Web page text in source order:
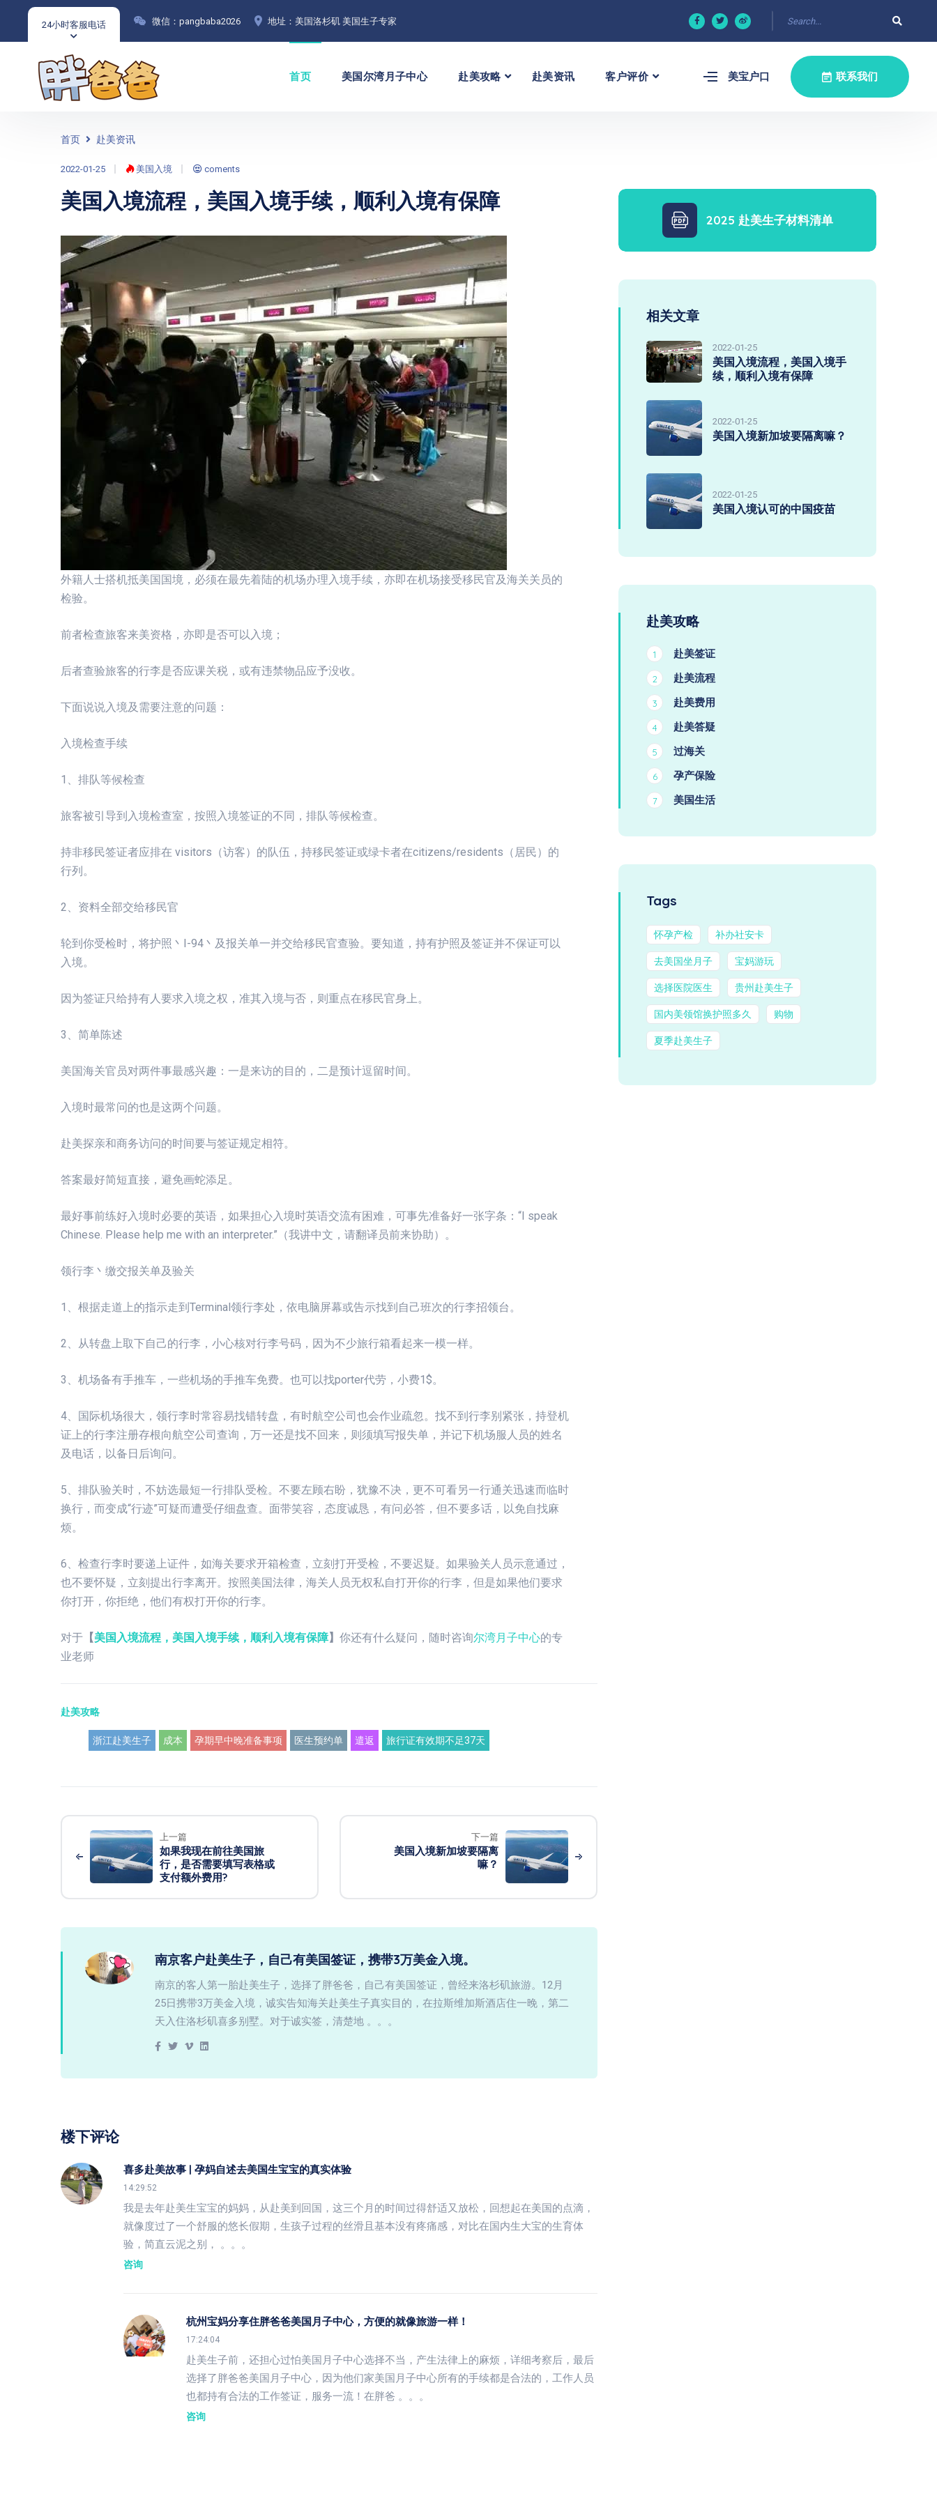
24小时客服电话 微信：pangbaba2026 地址：美国洛杉矶 美国生子专家
首页 美国尔湾月子中心 赴美攻略 赴美资讯 客户评价 美宝户口 联系我们
首页 赴美资讯
2022-01-25 美国入境 coments
美国入境流程，美国入境手续，顺利入境有保障
外籍人士搭机抵美国国境，必须在最先着陆的机场办理入境手续，亦即在机场接受移民官及海关关员的
检验。
前者检查旅客来美资格，亦即是否可以入境；
后者查验旅客的行李是否应课关税，或有违禁物品应予没收。
下面说说入境及需要注意的问题：
入境检查手续
1、排队等候检查
旅客被引导到入境检查室，按照入境签证的不同，排队等候检查。
持非移民签证者应排在 visitors（访客）的队伍，持移民签证或绿卡者在citizens/residents（居民）的
行列。
2、资料全部交给移民官
轮到你受检时，将护照丶I-94丶及报关单一并交给移民官查验。要知道，持有护照及签证并不保证可以
入境。
因为签证只给持有人要求入境之权，准其入境与否，则重点在移民官身上。
3、简单陈述
美国海关官员对两件事最感兴趣：一是来访的目的，二是预计逗留时间。
入境时最常问的也是这两个问题。
赴美探亲和商务访问的时间要与签证规定相符。
答案最好简短直接，避免画蛇添足。
最好事前练好入境时必要的英语，如果担心入境时英语交流有困难，可事先准备好一张字条：“I speak
Chinese. Please help me with an interpreter.”（我讲中文，请翻译员前来协助）。
领行李丶缴交报关单及验关
1、根据走道上的指示走到Terminal领行李处，依电脑屏幕或告示找到自己班次的行李招领台。
2、从转盘上取下自己的行李，小心核对行李号码，因为不少旅行箱看起来一模一样。
3、机场备有手推车，一些机场的手推车免费。也可以找porter代劳，小费1$。
4、国际机场很大，领行李时常容易找错转盘，有时航空公司也会作业疏忽。找不到行李别紧张，持登机
证上的行李注册存根向航空公司查询，万一还是找不回来，则须填写报失单，并记下机场服人员的姓名
及电话，以备日后询问。
5、排队验关时，不妨选最短一行排队受检。不要左顾右盼，犹豫不决，更不可看另一行通关迅速而临时
换行，而变成“行迹”可疑而遭受仔细盘查。面带笑容，态度诚恳，有问必答，但不要多话，以免自找麻
烦。
6、检查行李时要递上证件，如海关要求开箱检查，立刻打开受检，不要迟疑。如果验关人员示意通过，
也不要怀疑，立刻提出行李离开。按照美国法律，海关人员无权私自打开你的行李，但是如果他们要求
你打开，你拒绝，他们有权打开你的行李。
对于 【美国入境流程，美国入境手续，顺利入境有保障】 你还有什么疑问，随时咨询尔湾月子中心的专
业老师
赴美攻略
浙江赴美生子 成本 孕期早中晚准备事项 医生预约单 遣返 旅行证有效期不足37天
上一篇
如果我现在前往美国旅
行，是否需要填写表格或
支付额外费用?
下一篇
美国入境新加坡要隔离
嘛？
南京客户赴美生子，自己有美国签证，携带3万美金入境。
南京的客人第一胎赴美生子，选择了胖爸爸，自己有美国签证，曾经来洛杉矶旅游。12月
25日携带3万美金入境，诚实告知海关赴美生子真实目的，在拉斯维加斯酒店住一晚，第二
天入住洛杉矶喜多别墅。对于诚实签，清楚地 。。。
楼下评论
喜多赴美故事 | 孕妈自述去美国生宝宝的真实体验
14:29:52
我是去年赴美生宝宝的妈妈，从赴美到回国，这三个月的时间过得舒适又放松，回想起在美国的点滴，
就像度过了一个舒服的悠长假期，生孩子过程的丝滑且基本没有疼痛感，对比在国内生大宝的生育体
验，简直云泥之别， 。。。
咨询
杭州宝妈分享住胖爸爸美国月子中心，方便的就像旅游一样！
17:24:04
赴美生子前，还担心过怕美国月子中心选择不当，产生法律上的麻烦，详细考察后，最后
选择了胖爸爸美国月子中心，因为他们家美国月子中心所有的手续都是合法的，工作人员
也都持有合法的工作签证，服务一流！在胖爸 。。。
咨询
2025 赴美生子材料清单
相关文章
2022-01-25
美国入境流程，美国入境手
续，顺利入境有保障
2022-01-25
美国入境新加坡要隔离嘛？
2022-01-25
美国入境认可的中国疫苗
赴美攻略
1 赴美签证
2 赴美流程
3 赴美费用
4 赴美答疑
5 过海关
6 孕产保险
7 美国生活
Tags
怀孕产检 补办社安卡
去美国坐月子 宝妈游玩
选择医院医生 贵州赴美生子
国内美领馆换护照多久 购物
夏季赴美生子